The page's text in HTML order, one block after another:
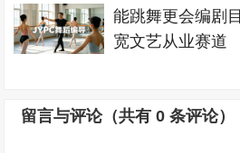
能跳舞更会编剧
宽文艺从业赛道
留言与评论（共有0 条评论）